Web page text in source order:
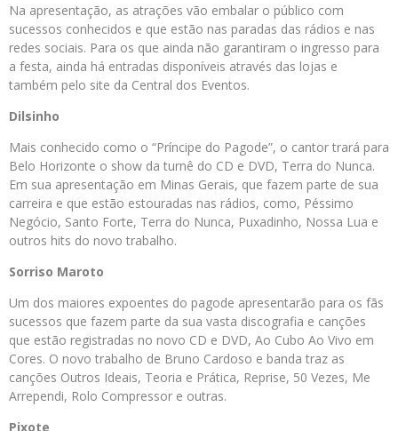
Na apresentação, as atrações vão embalar o público com
sucessos conhecidos e que estão nas paradas das rádios e nas
redes sociais. Para os que ainda não garantiram o ingresso para
a festa, ainda há entradas disponíveis através das lojas e
também pelo site da Central dos Eventos.
Dilsinho
Mais conhecido como o “Príncipe do Pagode”, o cantor trará para
Belo Horizonte o show da turnê do CD e DVD, Terra do Nunca.
Em sua apresentação em Minas Gerais, que fazem parte de sua
carreira e que estão estouradas nas rádios, como, Péssimo
Negócio, Santo Forte, Terra do Nunca, Puxadinho, Nossa Lua e
outros hits do novo trabalho.
Sorriso Maroto
Um dos maiores expoentes do pagode apresentarão para os fãs
sucessos que fazem parte da sua vasta discografia e canções
que estão registradas no novo CD e DVD, Ao Cubo Ao Vivo em
Cores. O novo trabalho de Bruno Cardoso e banda traz as
canções Outros Ideais, Teoria e Prática, Reprise, 50 Vezes, Me
Arrependi, Rolo Compressor e outras.
Pixote